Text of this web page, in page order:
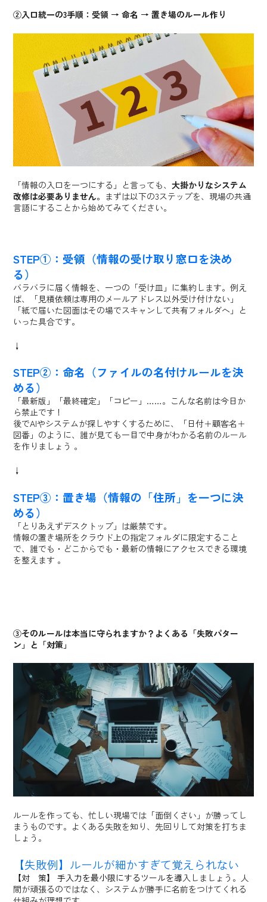
②入口統一の3手順：受領 → 命名 → 置き場のルール作り
「情報の入口を一つにする」と言っても、大掛かりなシステム
改修は必要ありません。 まずは以下の3ステップを、現場の共通
言語にすることから始めてみてください。
STEP①：受領（情報の受け取り窓口を決め
る）
バラバラに届く情報を、一つの「受け皿」に集約します。例え
ば、「見積依頼は専用のメールアドレス以外受け付けない」
「紙で届いた図面はその場でスキャンして共有フォルダへ」と
いった具合です。
↓
STEP②：命名（ファイルの名付けルールを決
める）
「最新版」「最終確定」「コピー」……。こんな名前は今日か
ら禁止です！
後でAIやシステムが探しやすくするために、「日付＋顧客名＋
図番」のように、誰が見ても一目で中身がわかる名前のルール
を作りましょう 。
↓
STEP③：置き場（情報の「住所」を一つに決
める）
「とりあえずデスクトップ」は厳禁です。
情報の置き場所をクラウド上の指定フォルダに限定すること
で、誰でも・どこからでも・最新の情報にアクセスできる環境
を整えます 。
③そのルールは本当に守られますか？よくある「失敗パター
ン」と「対策」
ルールを作っても、忙しい現場では「面倒くさい」が勝ってし
まうものです。よくある失敗を知り、先回りして対策を打ちま
しょう。
【失敗例】ルールが細かすぎて覚えられない
【対 策】 手入力を最小限にするツールを導入しましょう。人
間が頑張るのではなく、システムが勝手に名前をつけてくれる